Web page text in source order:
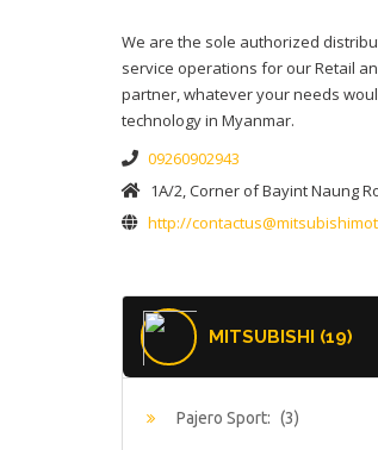
We are the sole authorized
service operations for our Retail
partner, whatever your needs
technology in Myanmar.
09260902943
1A/2, Corner of Bayint Naung
http://
MITSUBISHI (19)
Pajero Sport: (3)